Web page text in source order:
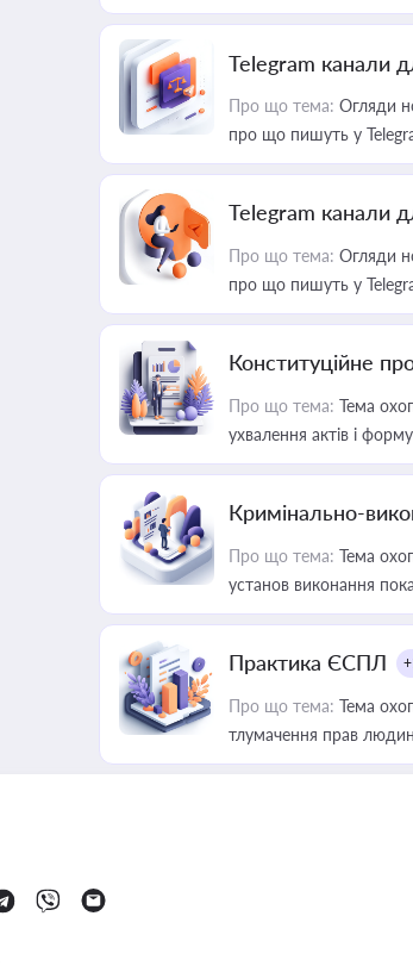
Telegram канали
Про що тема: Огляди
про що пишуть у
Telegram канали
Про що тема: Огляди
про що пишуть у
Конституційне
Про що тема: Тема
ухвалення актів і
Кримінально-
Про що тема: Тема
установ виконання
Практика ЄСПЛ
Про що тема: Тема
тлумачення прав